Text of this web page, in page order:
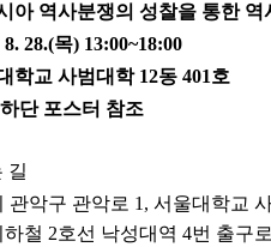
아 역사분쟁의 성찰을 통한 역
28.(목) 13:00~18:00
학교 사범대학 12동 401호
단 포스터 참조
길
관악구 관악로 1, 서울대학교
철 2호선 낙성대역 4번 출구